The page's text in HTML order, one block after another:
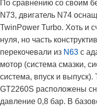
По сравнению со своим
N73, двигатель N74
TwinPower Turbo. Хоть и
нуля, но часть
перекочевали из N63 с
мотор (система смазки,
система, впуск и
GT2260S расположены
давление 0,8 бар. В